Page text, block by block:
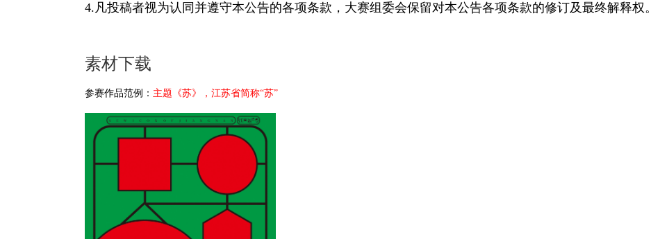
4.凡投稿者视为认同并遵守本公告的各项条款，大赛组委会保留对本公告各项条款的修订及最终解释权。
素材下载
参赛作品范例： 主题《苏》，江苏省简称“苏”